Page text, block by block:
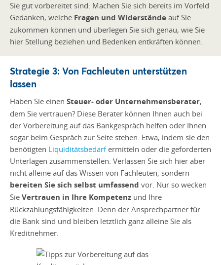
Sie gut vorbereitet sind: Machen Sie sich bereits im Vorfeld
Gedanken, welche Fragen und Widerstände auf Sie
zukommen können und überlegen Sie sich genau, wie Sie
hier Stellung beziehen und Bedenken entkräften können.
Strategie 3: Von Fachleuten unterstützen
lassen
Haben Sie einen Steuer- oder Unternehmensberater,
dem Sie vertrauen? Diese Berater können Ihnen auch bei
der Vorbereitung auf das Bankgespräch helfen oder Ihnen
sogar beim Gespräch zur Seite stehen. Etwa, indem sie den
benötigten Liquiditätsbedarfermitteln oder die geforderten
Unterlagen zusammenstellen. Verlassen Sie sich hier aber
nicht alleine auf das Wissen von Fachleuten, sondern
bereiten Sie sich selbst umfassend vor. Nur so wecken
Sie Vertrauen in Ihre Kompetenz und Ihre
Rückzahlungsfähigkeiten. Denn der Ansprechpartner für
die Bank sind und bleiben letztlich ganz alleine Sie als
Kreditnehmer.